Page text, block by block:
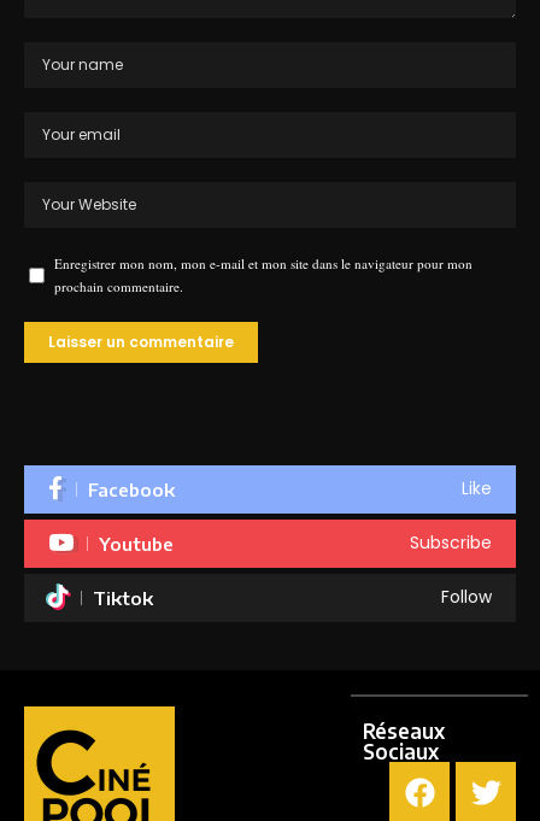
Enregistrer mon nom, mon e-mail et mon site dans le navigateur pour mon
prochain commentaire.
Facebook Like
Youtube Subscribe
Tiktok Follow
Réseaux
Sociaux